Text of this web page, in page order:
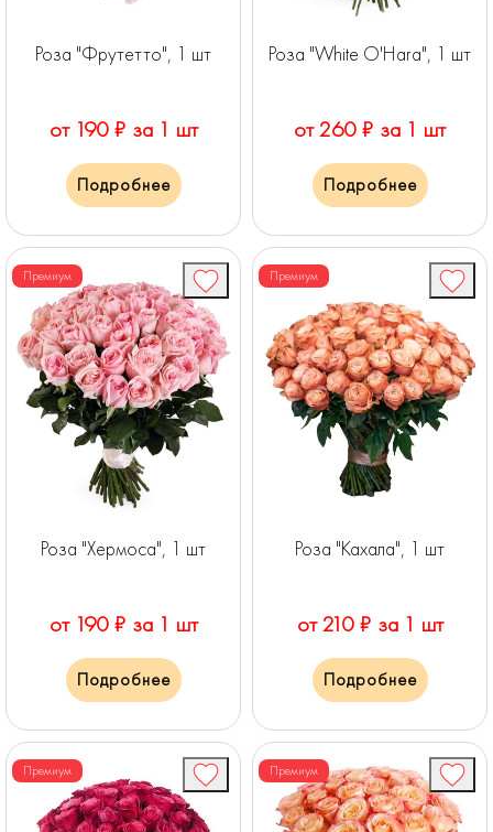
Роза "Фрутетто", 1 шт
от 190 ₽ за 1 шт
Подробнее
Роза "White O'Hara", 1 шт
от 260 ₽ за 1 шт
Подробнее
Премиум
Роза "Хермоса", 1 шт
от 190 ₽ за 1 шт
Подробнее
Премиум
Роза "Кахала", 1 шт
от 210 ₽ за 1 шт
Подробнее
Премиум Премиум